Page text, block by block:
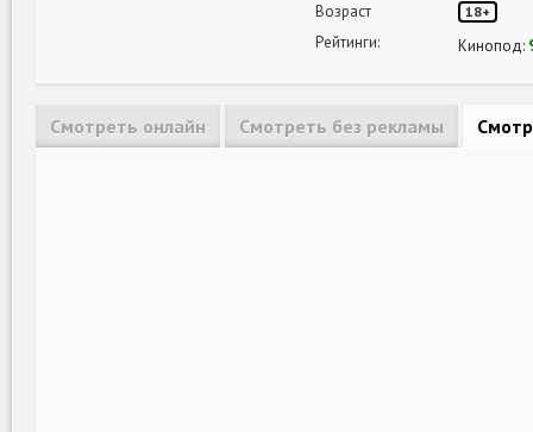
Возраст
18+
Рейтинги: Кинопод:
Смотреть онлайн Смотреть без рекламы